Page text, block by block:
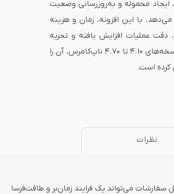
های پرداخت اینترنتی پلاگین های ارسال
ایجاد محموله و به‌روزرسانی وضعیت
با این افزونه، زمان و هزینه
عملیات افزایش یافته و تجربه
مشتری بهبود می‌یابد. نصب آسان و سازگاری با نسخه‌های 4.10 تا 4.70 ناپ‌کامرس، آن را
کرده است.
نظرات
می‌تواند یک فرایند زمان‌بر و طاقت‌فرسا